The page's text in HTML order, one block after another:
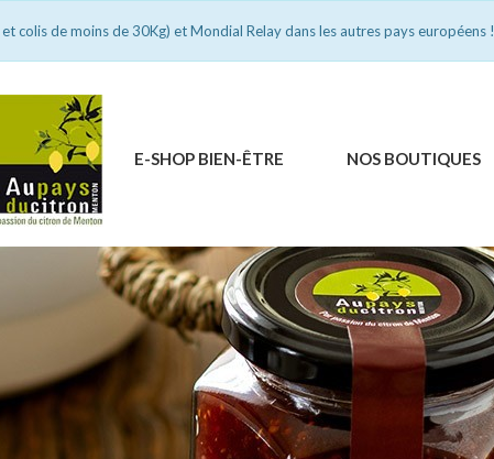
colis de moins de 30Kg) et Mondial Relay dans les autres pays européens !
E-SHOP BIEN-ÊTRE NOS BOUTIQUES